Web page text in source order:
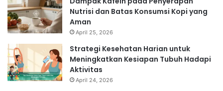
Nutrisi dan Batas Konsumsi Kopi yang
Aman
April 25, 2026
Strategi Kesehatan Harian untuk
Meningkatkan Kesiapan Tubuh Hadapi
Aktivitas
April 24, 2026